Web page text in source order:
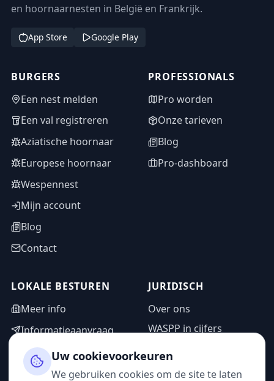
en hoornaarnesten in België en Frankrijk.
App Store Google Play
BURGERS
Een nest melden
Een val registreren
Aziatische hoornaar
Europese hoornaar
Wespennest
Mijn account
Blog
Contact
PROFESSIONALS
Pro worden
Onze tarieven
Blog
Pro-dashboard
LOKALE BESTUREN
Meer info
Informatieaanvraag
Adminzone
JURIDISCH
Over ons
WASPP in cijfers
Privacybeleid
Uw cookievoorkeuren
We gebruiken cookies om de site te laten